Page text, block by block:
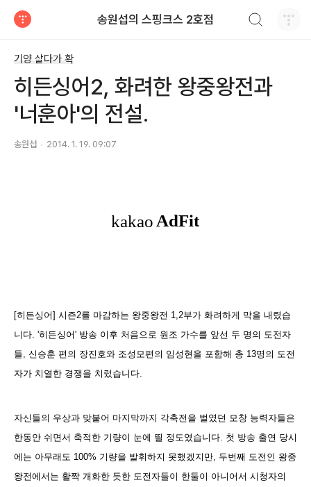
송원섭의 스핑크스 2호점
기양 살다가 확
히든싱어2, 화려한 왕중왕전과
'너훈아'의 전설.
송원섭 2014. 1. 19. 09:07
[히든싱어] 시즌2를 마감하는 왕중왕전 1,2부가 화려하게 막을 내렸습
니다. '히든싱어' 방송 이후 처음으로 원조 가수를 앞선 두 명의 도전자
들, 신승훈 편의 장진호와 조성모편의 임성현을 포함해 총 13명의 도전
자가 치열한 경쟁을 치렀습니다.
자신들의 우상과 맞붙어 마지막까지 각축전을 벌였던 모창 능력자들은
한동안 쉬면서 축적한 기량이 눈에 띌 정도였습니다. 첫 방송 출연 당시
에는 아무래도 100% 기량을 발휘하지 못했겠지만, 두번째 도전인 왕중
왕전에서는 활짝 개화한 듯한 도전자들이 한둘이 아니어서 시청자의